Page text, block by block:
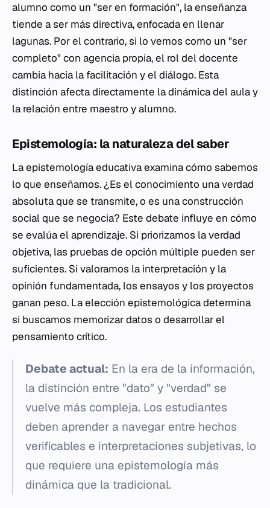
alumno como un "ser en formación", la enseñanza
tiende a ser más directiva, enfocada en llenar
lagunas. Por el contrario, si lo vemos como un "ser
completo" con agencia propia, el rol del docente
cambia hacia la facilitación y el diálogo. Esta
distinción afecta directamente la dinámica del aula y
la relación entre maestro y alumno.
Epistemología: la naturaleza del saber
La epistemología educativa examina cómo sabemos
lo que enseñamos. ¿Es el conocimiento una verdad
absoluta que se transmite, o es una construcción
social que se negocia? Este debate influye en cómo
se evalúa el aprendizaje. Si priorizamos la verdad
objetiva, las pruebas de opción múltiple pueden ser
suficientes. Si valoramos la interpretación y la
opinión fundamentada, los ensayos y los proyectos
ganan peso. La elección epistemológica determina
si buscamos memorizar datos o desarrollar el
pensamiento crítico.
Debate actual: En la era de la información,
la distinción entre "dato" y "verdad" se
vuelve más compleja. Los estudiantes
deben aprender a navegar entre hechos
verificables e interpretaciones subjetivas, lo
que requiere una epistemología más
dinámica que la tradicional.